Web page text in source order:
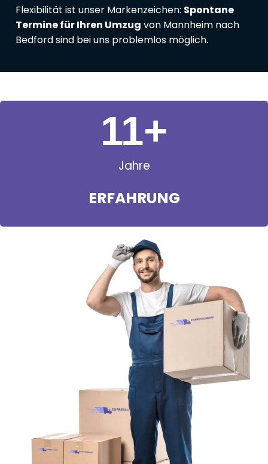
Flexibilität ist unser Markenzeichen: Spontane
Termine für Ihren Umzug von Mannheim nach
Bedford sind bei uns problemlos möglich.
Jahre
ERFAHRUNG
11+